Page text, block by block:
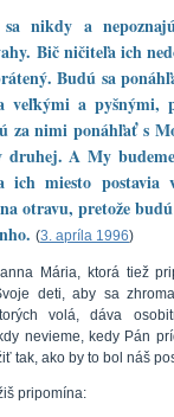
sa nikdy a
Bič ničiteľa ich
Budú sa
veľkými a pyšnými,
za nimi ponáhľať s
druhej. A My
ich miesto postavia
otravu, pretože
(3. apríla 1996)
Mária, ktorá tiež
deti, aby sa
volá, dáva
nevieme, kedy Pán
tak, ako by to bol náš
pripomína: